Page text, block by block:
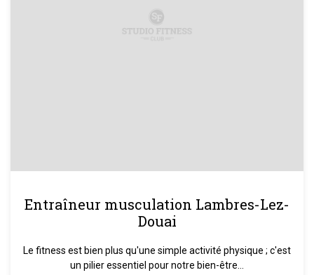
Entraîneur musculation Lambres-Lez-
Douai
Le fitness est bien plus qu'une simple activité physique ; c'est
un pilier essentiel pour notre bien-être...